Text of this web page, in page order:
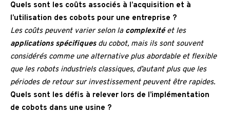
Quels sont les coûts associés à l’acquisition et à
l’utilisation des cobots pour une entreprise ?
Les coûts peuvent varier selon la complexitéet les
applications spécifiquesdu cobot, mais ils sont souvent
considérés comme une alternative plus abordable et flexible
que les robots industriels classiques, d’autant plus que les
périodes de retour sur investissement peuvent être rapides.
Quels sont les défis à relever lors de l’implémentation
de cobots dans une usine ?